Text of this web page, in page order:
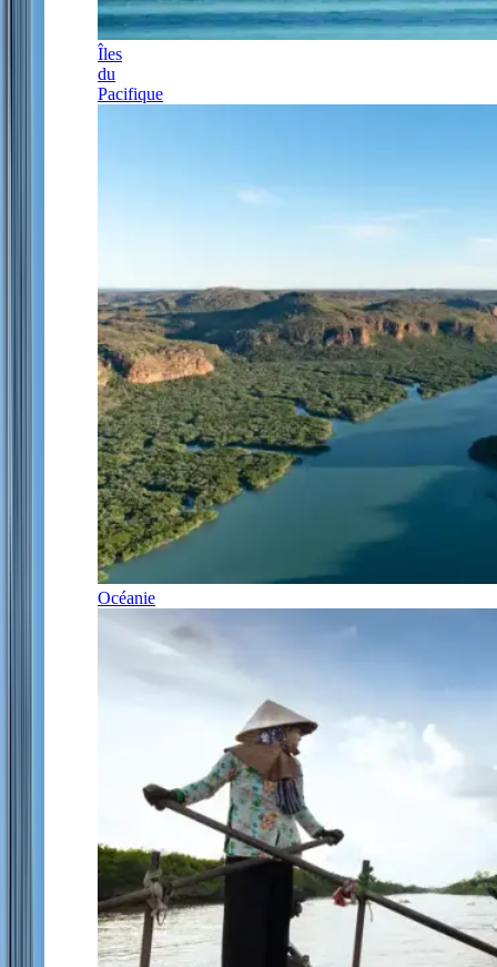
Îles
du
Pacifique
Océanie